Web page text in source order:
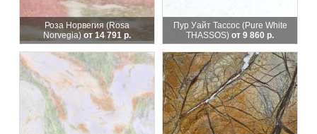
Роза Норвегия (Rosa
Norvegia) от 14 791 р.
Пур Уайт Тассос (Pure White
THASSOS) от 9 860 р.